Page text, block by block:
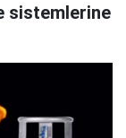
sistemlerine